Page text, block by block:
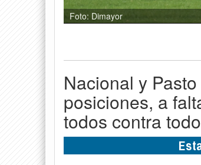
Foto: Dimayor
Nacional y
posiciones, a
todos contra